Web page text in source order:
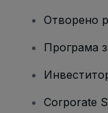
Отворено
Програма
Corporate